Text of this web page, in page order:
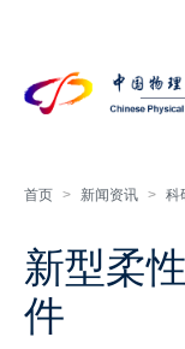
首页 > 新闻资讯 > 科
新型柔
件